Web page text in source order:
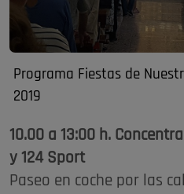
Programa Fiestas de
2019
10.00 a 13:00 h.
y 124 Sport
Paseo en coche por las